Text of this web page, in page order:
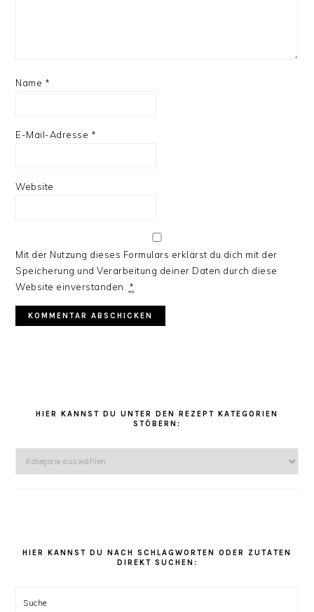
Name *
E-Mail-Adresse *
Website
Mit der Nutzung dieses Formulars erklärst du dich mit der
Speicherung und Verarbeitung deiner Daten durch diese
Website einverstanden. *
HIER KANNST DU UNTER DEN REZEPT KATEGORIEN
STÖBERN:
Kategorien
HIER KANNST DU NACH SCHLAGWORTEN ODER ZUTATEN
DIREKT SUCHEN:
Suche